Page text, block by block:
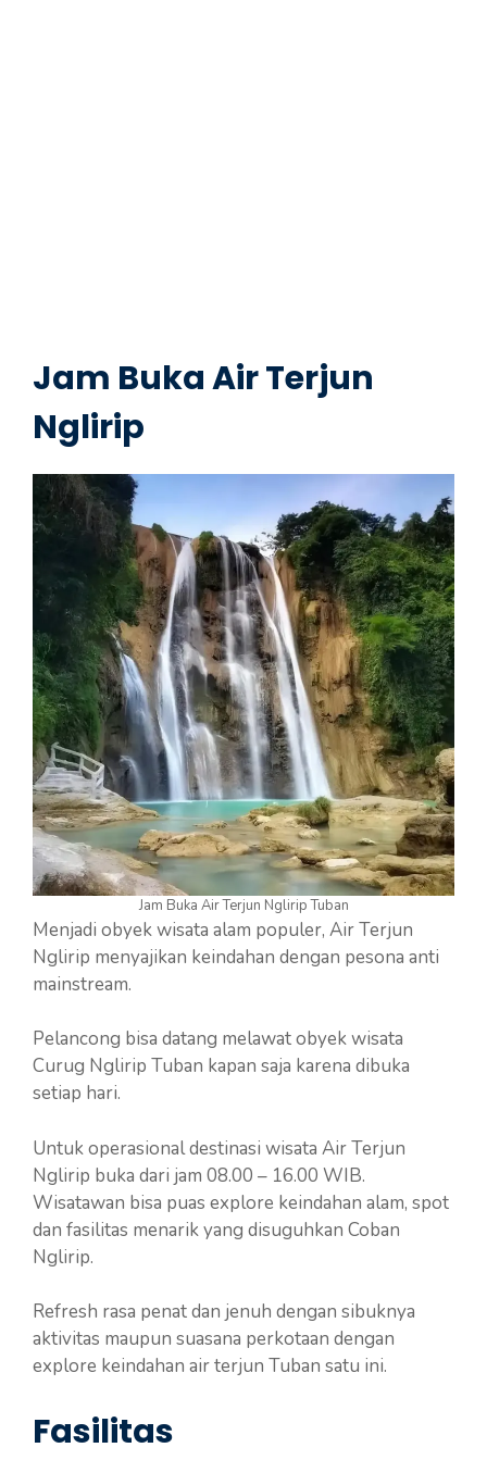
Jam Buka Air Terjun
Nglirip
Jam Buka Air Terjun Nglirip Tuban
Menjadi obyek wisata alam populer, Air Terjun
Nglirip menyajikan keindahan dengan pesona anti
mainstream.
Pelancong bisa datang melawat obyek wisata
Curug Nglirip Tuban kapan saja karena dibuka
setiap hari.
Untuk operasional destinasi wisata Air Terjun
Nglirip buka dari jam 08.00 – 16.00 WIB.
Wisatawan bisa puas explore keindahan alam, spot
dan fasilitas menarik yang disuguhkan Coban
Nglirip.
Refresh rasa penat dan jenuh dengan sibuknya
aktivitas maupun suasana perkotaan dengan
explore keindahan air terjun Tuban satu ini.
Fasilitas